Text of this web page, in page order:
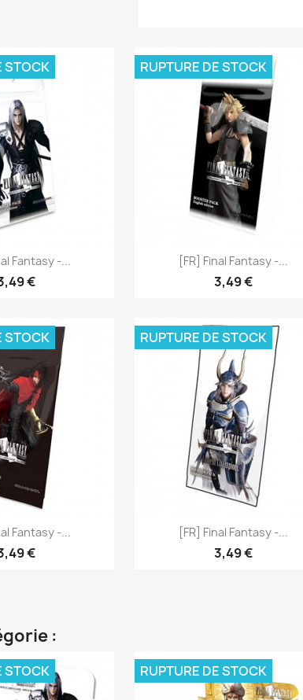
Fantasy -...
€
STOCK
rapide [FR] Final Fantasy -...
3,49 €
RUPTURE DE STOCK
Aperçu rapide
Fantasy -...
€
STOCK
rapide [FR] Final Fantasy -...
3,49 €
RUPTURE DE STOCK
Aperçu rapide
:
STOCK RUPTURE DE STOCK